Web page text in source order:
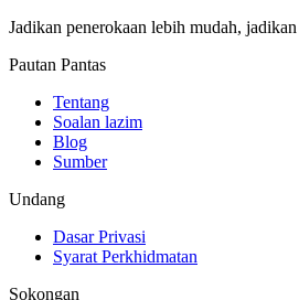
Jadikan penerokaan lebih mudah,
Pautan Pantas
Tentang
Soalan lazim
Blog
Sumber
Undang
Dasar Privasi
Syarat Perkhidmatan
Sokongan